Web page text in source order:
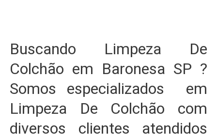
Buscando Limpeza De
Colchão em Baronesa SP ?
Somos especializados em
Limpeza De Colchão com
diversos clientes atendidos